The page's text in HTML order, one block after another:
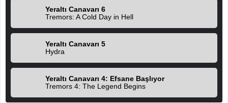
Yeraltı Canavarı 6
Tremors: A Cold Day in Hell
Yeraltı Canavarı 5
Hydra
Yeraltı Canavarı 4: Efsane Başlıyor
Tremors 4: The Legend Begins